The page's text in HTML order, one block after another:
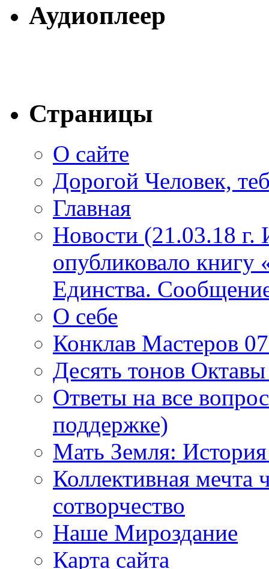
Аудиоплеер
Страницы
О сайте
Дорогой Человек,
Главная
Новости (21.03.18 г.
опубликовало книгу
Единства.
О себе
Конклав Мастеров
Десять тонов
Ответы на все
поддержке)
Мать Земля: История
Коллективная мечта
сотворчество
Наше Мироздание
Карта сайта